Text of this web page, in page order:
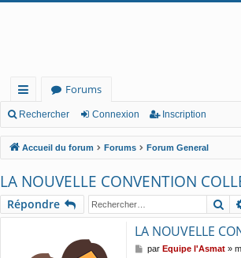
ac
co
ur
cis
Forums
Rechercher Connexion Inscription
Accueil du forum Forums Forum General
LA NOUVELLE CONVENTION
Répondre
LA NOUVELLE
M
par Equipe l'Asmat»